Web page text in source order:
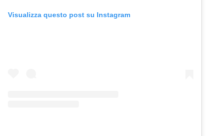
Visualizza questo post su Instagram